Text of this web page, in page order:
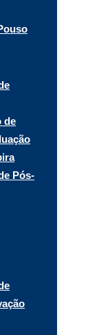
de
Pós-